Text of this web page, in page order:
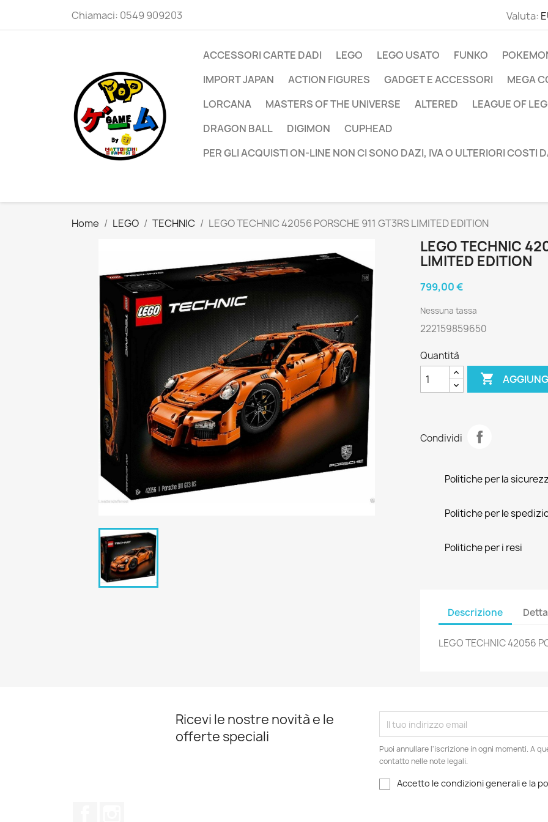
Chiamaci: 0549 909203 Valuta:
ACCESSORI CARTE DADI LEGO LEGO USATO FUNKO
IMPORT JAPAN
ACTION FIGURES GADGET E ACCESSORI MEGA
LORCANA
MASTERS OF THE UNIVERSE ALTERED LEAGUE OF
DRAGON BALL
DIGIMON
CUPHEAD
PER GLI ACQUISTI ON-LINE NON CI SONO DAZI, IVA O ULTERIORI COSTI
Home LEGO TECHNIC LEGO TECHNIC 42056 PORSCHE 911 GT3RS LIMITED EDITION
LEGO TECHNIC
LIMITED EDITION
799,00 €
Nessuna tassa
222159859650
Quantità

Condividi
Politiche per la
Politiche per le
Politiche per i resi
Descrizione
LEGO TECHNIC 42056
Ricevi le nostre novità e le
offerte speciali
Puoi annullare l'iscrizione in ogni momenti. A
contatto nelle note legali.
Accetto le condizioni generali e la